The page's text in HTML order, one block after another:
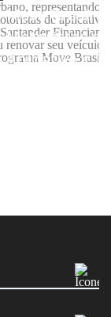
Move Brasil
Motoristas de
Aplicativo e